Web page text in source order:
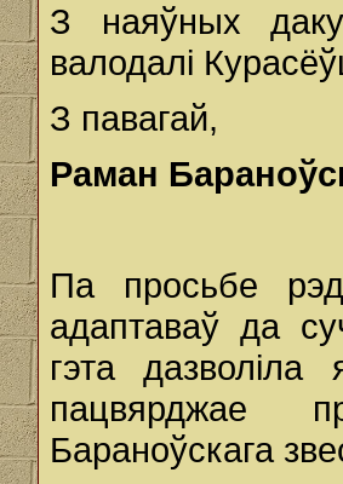
З наяўных
валодалi
З павагай,
Раман
Па просьбе
адаптаваў да
гэта
пацвярджае
Бараноўскага